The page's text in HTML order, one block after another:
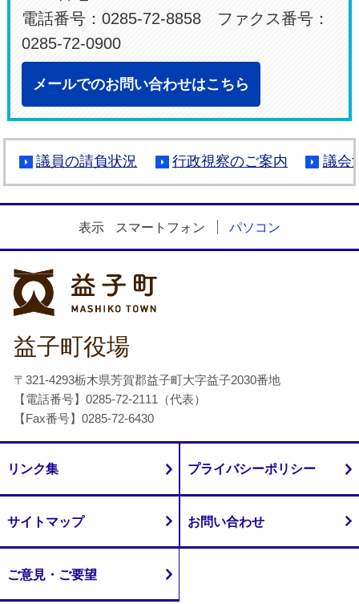
電話番号：0285-72-8858 ファクス番号：
0285-72-0900
メールでのお問い合わせはこちら
議員の請負状況 行政視察のご案内 議会
表示 スマートフォン パソコン
益子町役場
〒321-4293栃木県芳賀郡益子町大字益子2030番地
【電話番号】0285-72-2111（代表）
【Fax番号】0285-72-6430
リンク集 プライバシーポリシー
サイトマップ お問い合わせ
ご意見・ご要望